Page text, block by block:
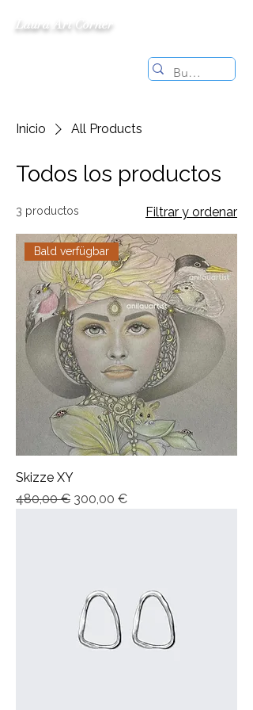
Laura Art Corner
Inicio All Products
Todos los productos
3 productos Filtrar y ordenar
Bald verfügbar
Skizze XY
Precio
480,00 € Precio de oferta
300,00 €